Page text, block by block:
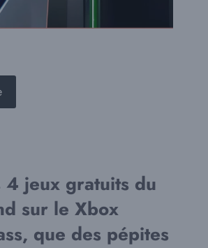
4 jeux gratuits du
sur le Xbox
que des pépites